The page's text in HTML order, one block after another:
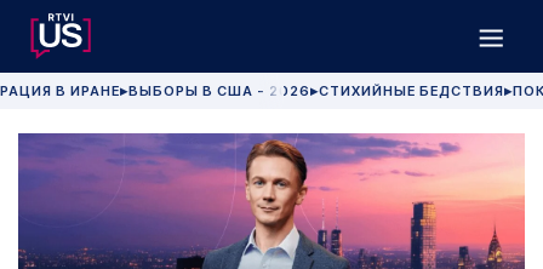
В ИРАНЕ▶ВЫБОРЫ В США - 2026 ▶СТИХИЙНЫЕ БЕДСТВИЯ▶